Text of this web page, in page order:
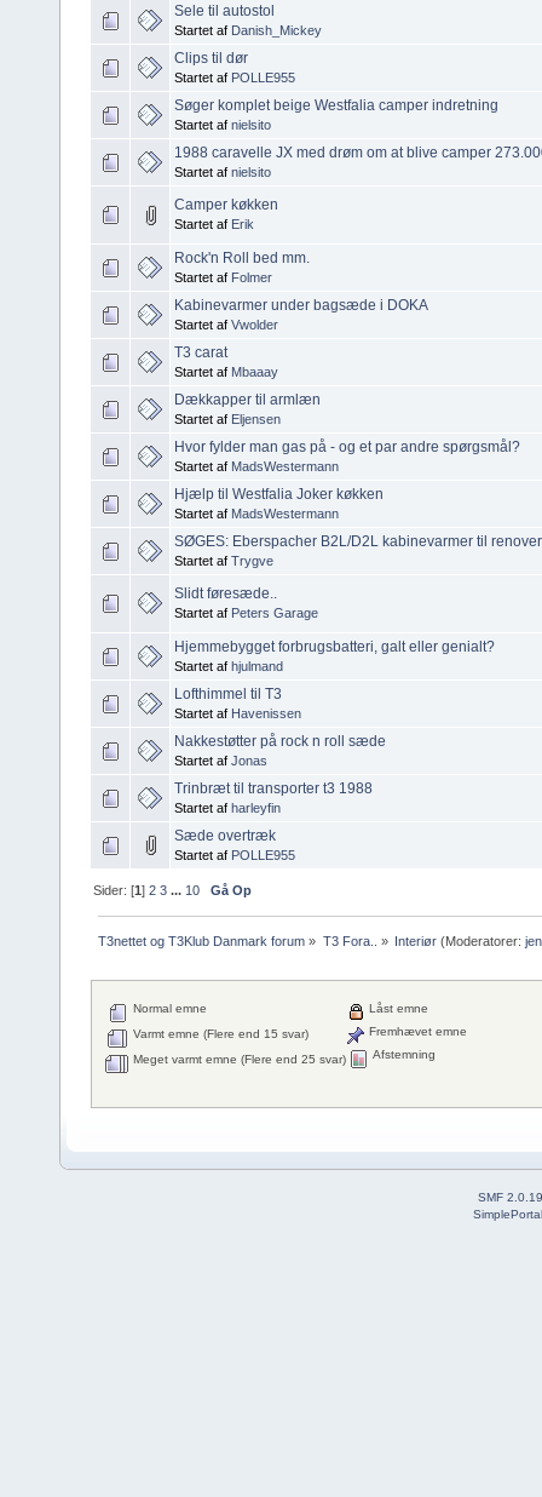
Sele til autostol
Startet af Danish_Mickey
Clips til dør
Startet af POLLE955
Søger komplet beige Westfalia camper indretning
Startet af nielsito
1988 caravelle JX med drøm om at blive camper
Startet af nielsito
Camper køkken
Startet af Erik
Rock'n Roll bed mm.
Startet af Folmer
Kabinevarmer under bagsæde i DOKA
Startet af Vwolder
T3 carat
Startet af Mbaaay
Dækkapper til armlæn
Startet af Eljensen
Hvor fylder man gas på - og et par andre spørgsmål?
Startet af MadsWestermann
Hjælp til Westfalia Joker køkken
Startet af MadsWestermann
SØGES: Eberspacher B2L/D2L kabinevarmer til
Startet af Trygve
Slidt føresæde..
Startet af Peters Garage
Hjemmebygget forbrugsbatteri, galt eller genialt?
Startet af hjulmand
Lofthimmel til T3
Startet af Havenissen
Nakkestøtter på rock n roll sæde
Startet af Jonas
Trinbræt til transporter t3 1988
Startet af harleyfin
Sæde overtræk
Startet af POLLE955
Sider: [1]2 3 ... 10 Gå Op
T3nettet og T3Klub Danmark forum » T3 Fora.. » Interiør(Moderatorer:
Normal emne
Varmt emne (Flere end 15 svar)
Meget varmt emne (Flere end 25 svar)
Låst emne
Fremhævet emne
Afstemning
SMF 2.0.19